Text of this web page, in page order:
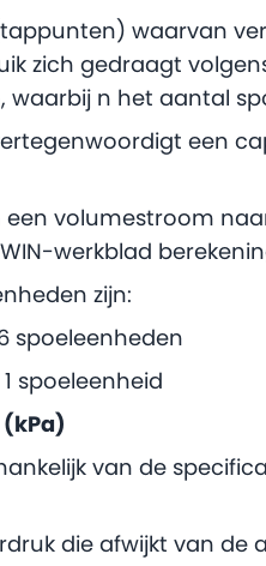
waarvan
zich gedraagt
n het aantal
een
volumestroom
werkblad
zijn:
spoeleenheden
spoeleenheid
van de
die afwijkt van de